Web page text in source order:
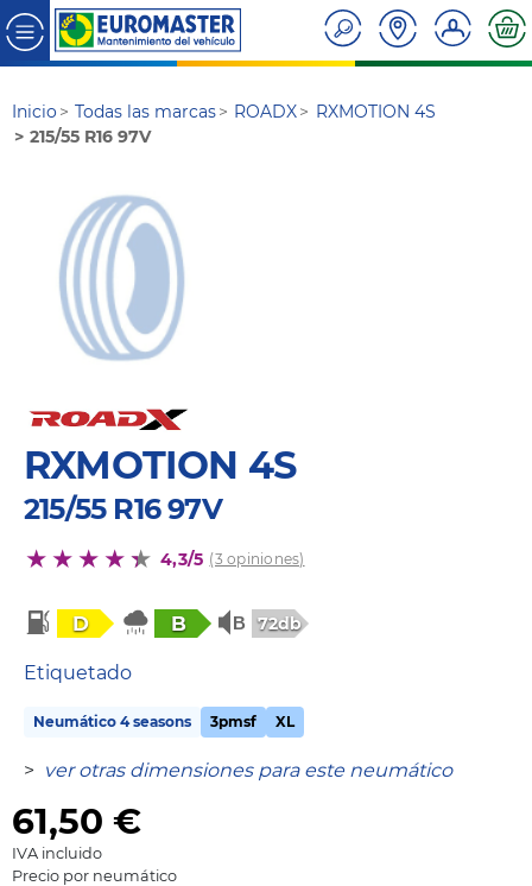
Inicio Todas las marcas ROADX
RXMOTION 4S
215/55 R16 97V
RXMOTION 4S
215/55 R16 97V
4,3/5 (3 opiniones)
D B 72db
Etiquetado
Neumático 4 seasons 3pmsf XL
> ver otras dimensiones para este neumático
61,50 €
IVA incluido
Precio por neumático